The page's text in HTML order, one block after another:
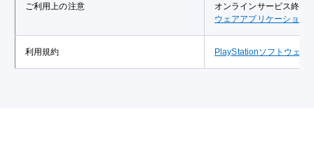
ご利用上の注意
オンラインサービス終了
ウェアアプリケーション
利用規約 PlayStationソフトウェア